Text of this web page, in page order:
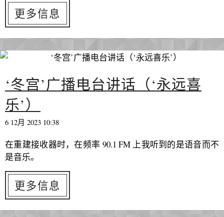
更多信息
‘冬宫’广播电台讲话（‘永远喜
乐’）
6 12月 2023 10:38
在重建接收器时，在频率 90.1 FM 上我听到的是语音而不
是音乐。
更多信息